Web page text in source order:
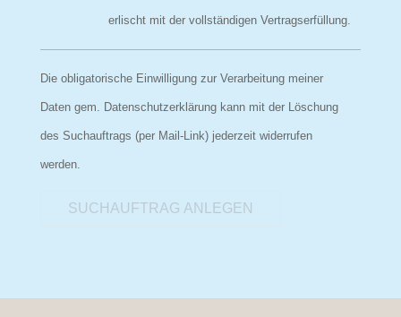
erlischt mit der vollständigen Vertragserfüllung.
Die obligatorische Einwilligung zur Verarbeitung meiner
Daten gem. Datenschutzerklärung kann mit der Löschung
des Suchauftrags (per Mail-Link) jederzeit widerrufen
werden.
SUCHAUFTRAG ANLEGEN